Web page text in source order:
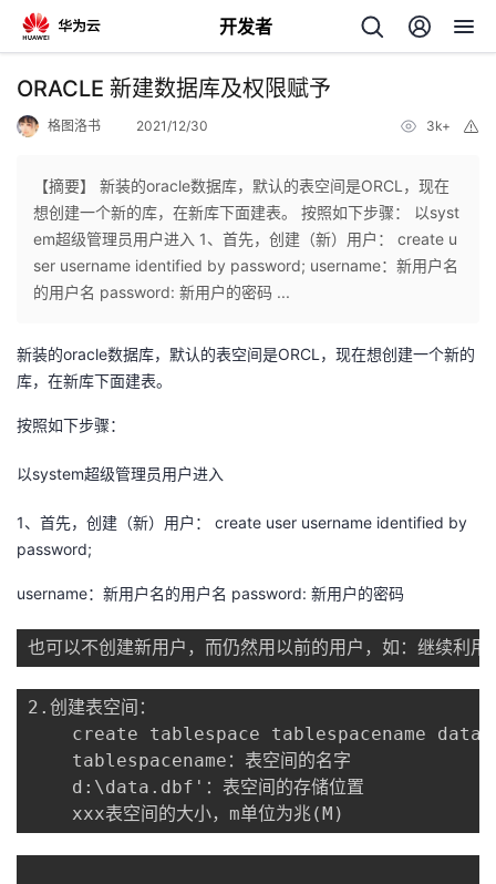
开发者
返
个
主
页
的
开
发
者
我
的
博
我
的
我
子
直
的
我
ORACLE 新建数据库及权限赋予
格图洛书 2021/12/30 3k+
【摘要】 新装的oracle数据库，默认的表空间是ORCL，现在
想创建一个新的库，在新库下面建表。 按照如下步骤： 以syst
em超级管理员用户进入 1、首先，创建（新）用户： create u
ser username identified by password; username：新用户名
的用户名 password: 新用户的密码 ...
新装的oracle数据库，默认的表空间是ORCL，现在想创建一个新的
库，在新库下面建表。
按照如下步骤：
以system超级管理员用户进入
1、首先，创建（新）用户： create user username identified by
password;
username：新用户名的用户名 password: 新用户的密码
也可以不创建新用户，而仍然用以前的用户，如：继续利
2.创建表空间：
create tablespace tablespacename
    tablespacename：表空间的名字
    d:\data.dbf'：表空间的存储位置
    xxx表空间的大小，m单位为兆(M)